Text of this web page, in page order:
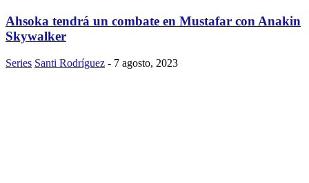
Ahsoka tendrá un combate en Mustafar con Anakin
Skywalker
Series Santi Rodríguez - 7 agosto, 2023